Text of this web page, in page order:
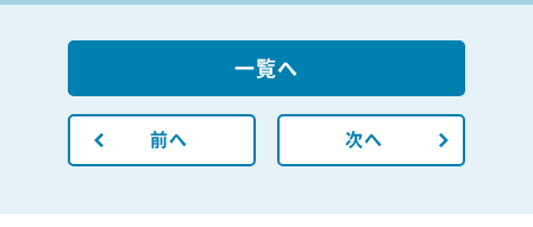
前へ
一覧へ
次へ